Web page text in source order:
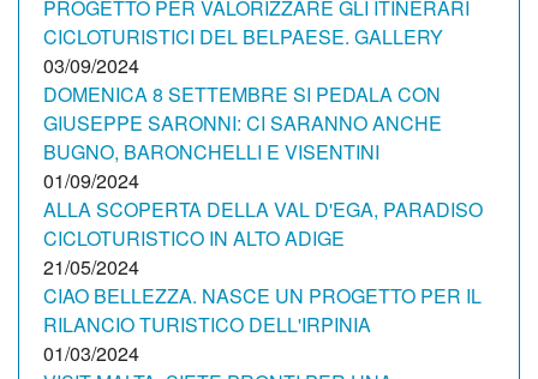
PROGETTO PER VALORIZZARE GLI ITINERARI
CICLOTURISTICI DEL BELPAESE. GALLERY
03/09/2024
DOMENICA 8 SETTEMBRE SI PEDALA CON
GIUSEPPE SARONNI: CI SARANNO ANCHE
BUGNO, BARONCHELLI E VISENTINI
01/09/2024
ALLA SCOPERTA DELLA VAL D'EGA, PARADISO
CICLOTURISTICO IN ALTO ADIGE
21/05/2024
CIAO BELLEZZA. NASCE UN PROGETTO PER IL
RILANCIO TURISTICO DELL'IRPINIA
01/03/2024